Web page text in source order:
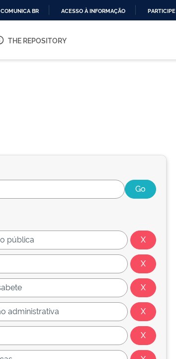
O
COMUNICA BR ACESSO À INFORMAÇÃO PARTICIPE
THE REPOSITORY